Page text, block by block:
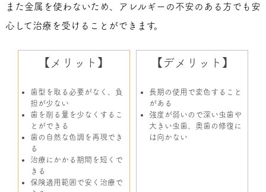
また金属を使わないため、アレルギーの不安のある方でも安
心して治療を受けることができます。
【メリット】
歯型を取る必要がなく、負
担が少ない
歯を削る量を少なくするこ
とができる
歯の自然な色調を再現でき
る
治療にかかる期間を短くで
きる
保険適用範囲で安く治療で
【デメリット】
長期の使用で変色すること
がある
強度が弱いので深い虫歯や
大きい虫歯、奥歯の修復に
は向かない